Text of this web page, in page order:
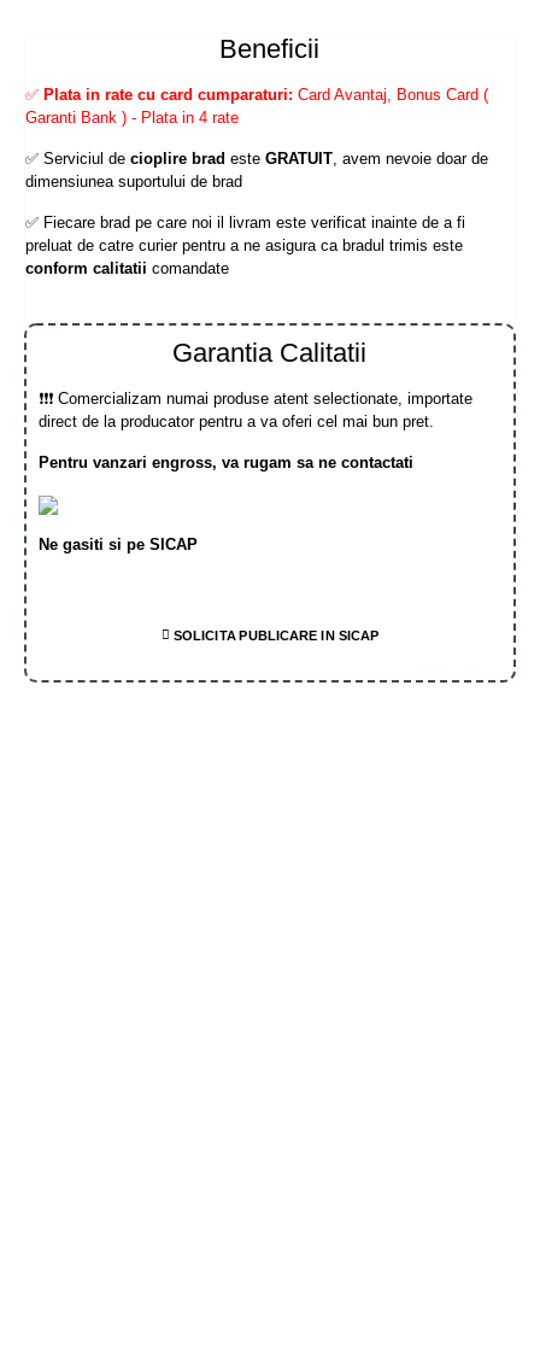
Beneficii
✅ Plata in rate cu card cumparaturi: Card Avantaj, Bonus Card (
Garanti Bank ) - Plata in 4 rate
✅ Serviciul de cioplire brad este GRATUIT, avem nevoie doar de
dimensiunea suportului de brad
✅ Fiecare brad pe care noi il livram este verificat inainte de a fi
preluat de catre curier pentru a ne asigura ca bradul trimis este
conform calitatii comandate
Garantia Calitatii
❗❗❗ Comercializam numai produse atent selectionate, importate
direct de la producator pentru a va oferi cel mai bun pret.
Pentru vanzari engross, va rugam sa ne contactati
Ne gasiti si pe SICAP
SOLICITA PUBLICARE IN SICAP